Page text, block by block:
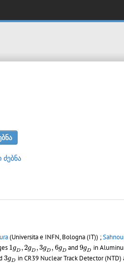
(Universita e INFN, Bologna (IT)) ;
1gD ,2gD ,3gD , 6gD
1 𝑔 2𝑔 3𝑔 6𝑔D and9gD
9𝑔
in
3gD
3g
in CR39 Nuclear Track Detector (NTD)